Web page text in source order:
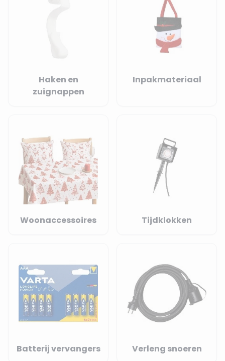
Haken en
zuignappen
Inpakmateriaal
Woonaccessoires Tijdklokken
Batterij vervangers Verleng snoeren